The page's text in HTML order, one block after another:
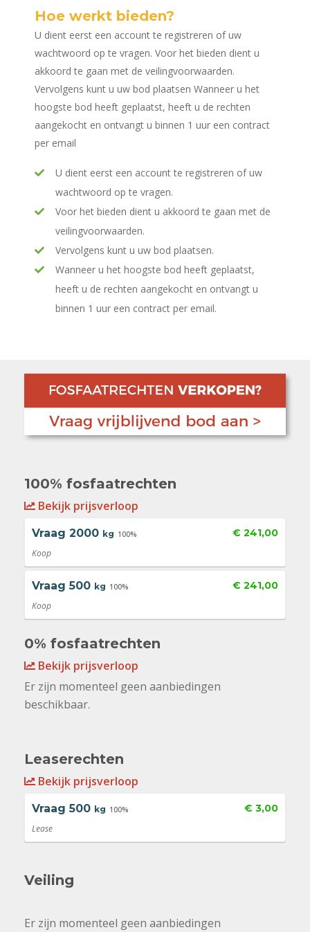
Hoe werkt bieden?
U dient eerst een account te registreren of uw
wachtwoord op te vragen. Voor het bieden dient u
akkoord te gaan met de veilingvoorwaarden.
Vervolgens kunt u uw bod plaatsen Wanneer u het
hoogste bod heeft geplaatst, heeft u de rechten
aangekocht en ontvangt u binnen 1 uur een contract
per email
U dient eerst een account te registreren of uw
wachtwoord op te vragen.
Voor het bieden dient u akkoord te gaan met de
veilingvoorwaarden.
Vervolgens kunt u uw bod plaatsen.
Wanneer u het hoogste bod heeft geplaatst,
heeft u de rechten aangekocht en ontvangt u
binnen 1 uur een contract per email.
100% fosfaatrechten
Bekijk prijsverloop
Vraag 2000 kg 100% € 241,00
Koop
Vraag 500 kg 100% € 241,00
Koop
0% fosfaatrechten
Bekijk prijsverloop
Er zijn momenteel geen aanbiedingen
beschikbaar.
Leaserechten
Bekijk prijsverloop
Vraag 500 kg 100% € 3,00
Lease
Veiling
Er zijn momenteel geen aanbiedingen